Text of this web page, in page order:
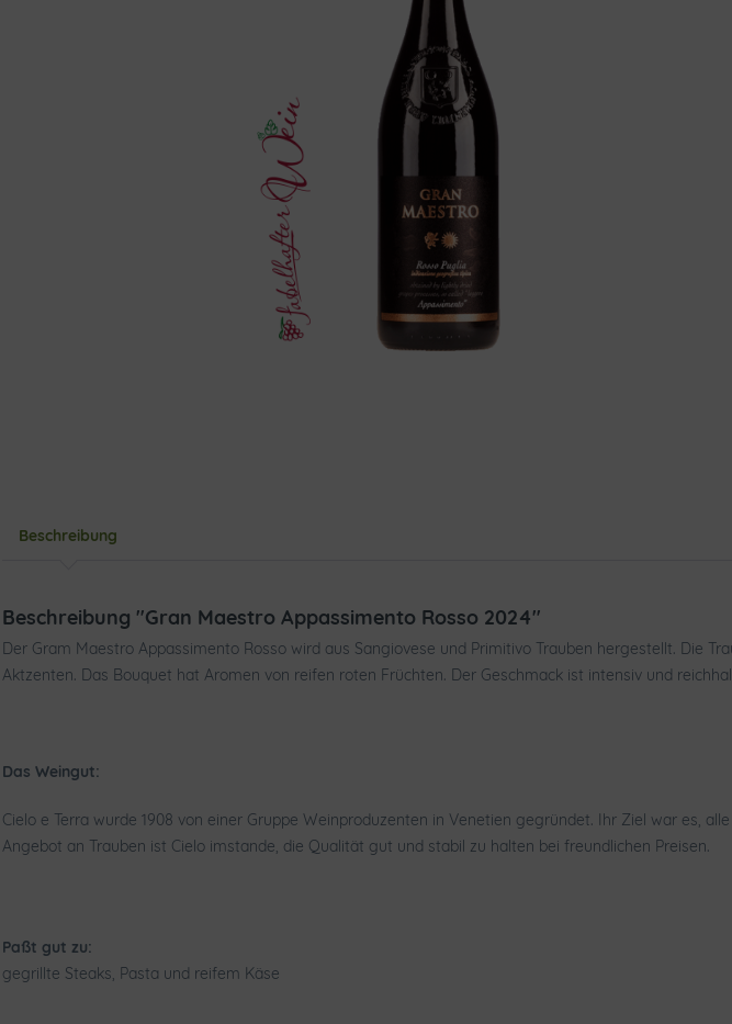
Beschreibung
Beschreibung "Gran Maestro Appassimento Rosso 2024"
Der Gram Maestro Appassimento Rosso wird aus Sangiovese und Primitivo Trauben hergestellt. Die
Aktzenten. Das Bouquet hat Aromen von reifen roten Früchten. Der Geschmack ist intensiv und
Das Weingut:
Cielo e Terra wurde 1908 von einer Gruppe Weinproduzenten in Venetien gegründet. Ihr Ziel war es,
Angebot an Trauben ist Cielo imstande, die Qualität gut und stabil zu halten bei freundlichen Preisen.
Paßt gut zu:
gegrillte Steaks, Pasta und reifem Käse